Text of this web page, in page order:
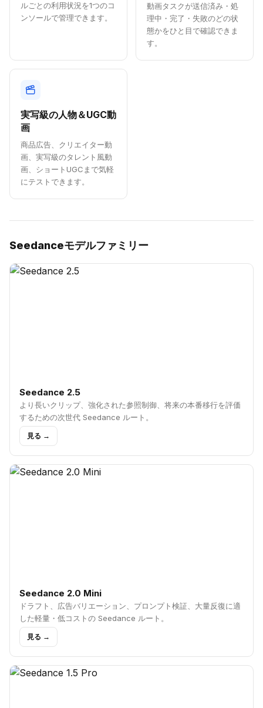
ルごとの利用状況を1つのコ
ンソールで管理できます。
動画タスクが送信済み・処
理中・完了・失敗のどの状
態かをひと目で確認できま
す。
実写級の人物＆UGC動
画
商品広告、クリエイター動
画、実写級のタレント風動
画、ショートUGCまで気軽
にテストできます。
Seedanceモデルファミリー
Seedance 2.5
より長いクリップ、強化された参照制御、将来の本番移行を評価
するための次世代 Seedance ルート。
見る →
Seedance 2.0 Mini
ドラフト、広告バリエーション、プロンプト検証、大量反復に適
した軽量・低コストの Seedance ルート。
見る →